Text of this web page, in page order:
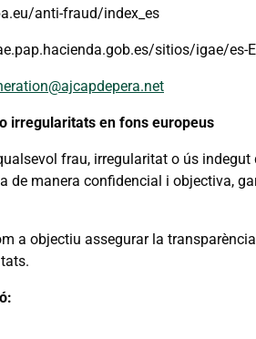
anti-fraud/index_es
sitios/igae/
irregularitats en fons europeus
frau, irregularitat o ús
de manera confidencial i objectiva,
a objectiu assegurar la